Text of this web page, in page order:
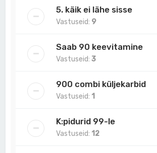
5. käik ei lähe sisse
Vastuseid: 9
Saab 90 keevitamine
Vastuseid:3
900 combi küljekarbid
Vastuseid: 1
K:pidurid 99-le
Vastuseid: 12